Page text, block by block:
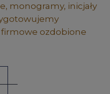
monogramy, inicjały
ozdobione